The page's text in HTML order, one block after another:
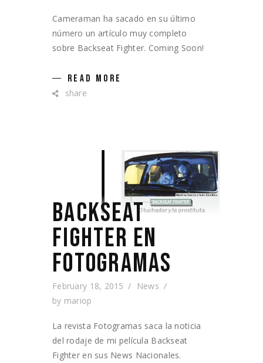
Cameraman ha sacado en su último
número un artículo muy completo
sobre Backseat Fighter. Coming Soon!
READ MORE
share
BACKSEAT
FIGHTER EN
FOTOGRAMAS
February 18, 2015
News
by mariop
La revista Fotogramas saca la noticia
del rodaje de mi película Backseat
Fighter en sus News Nacionales.